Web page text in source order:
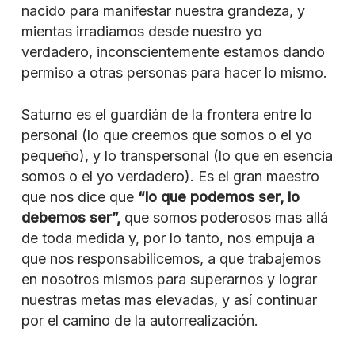
nacido para manifestar nuestra grandeza, y
mientas irradiamos desde nuestro yo
verdadero, inconscientemente estamos dando
permiso a otras personas para hacer lo mismo.
Saturno es el guardián de la frontera entre lo
personal (lo que creemos que somos o el yo
pequeño), y lo transpersonal (lo que en esencia
somos o el yo verdadero). Es el gran maestro
que nos dice que “lo que podemos ser, lo
debemos ser”,que somos poderosos mas allá
de toda medida y, por lo tanto, nos empuja a
que nos responsabilicemos, a que trabajemos
en nosotros mismos para superarnos y lograr
nuestras metas mas elevadas, y así continuar
por el camino de la autorrealización.